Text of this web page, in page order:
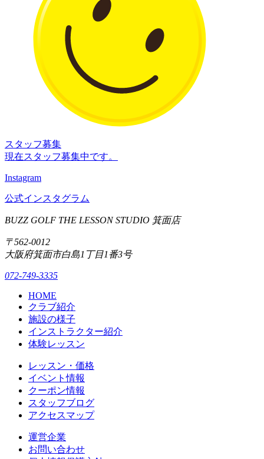
スタッフ募集
現在スタッフ募集中です。
Instagram
公式インスタグラム
BUZZ GOLF THE LESSON STUDIO 箕面店
〒562-0012
大阪府箕面市白島1丁目1番3号
072-749-3335
HOME
クラブ紹介
施設の様子
インストラクター紹介
体験レッスン
レッスン・価格
イベント情報
クーポン情報
スタッフブログ
アクセスマップ
運営企業
お問い合わせ